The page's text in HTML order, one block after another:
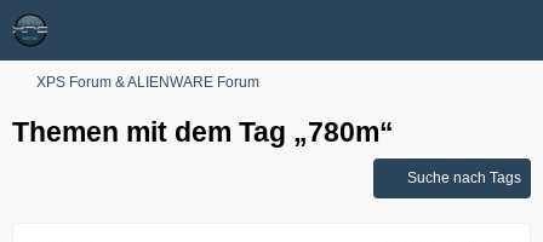
XPS Forum & ALIENWARE Forum
Themen mit dem Tag „780m“
Suche nach Tags